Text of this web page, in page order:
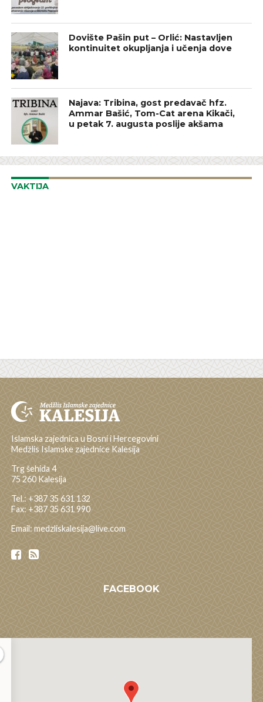
Dovište Pašin put – Orlić: Nastavljen
kontinuitet okupljanja i učenja dove
Najava: Tribina, gost predavač hfz.
Ammar Bašić, Tom-Cat arena Kikači,
u petak 7. augusta poslije akšama
VAKTIJA
Islamska zajednica u Bosni i Hercegovini
Medžlis Islamske zajednice Kalesija
Trg šehida 4
75 260 Kalesija
Tel.: +387 35 631 132
Fax: +387 35 631 990
Email: medzliskalesija@live.com
FACEBOOK